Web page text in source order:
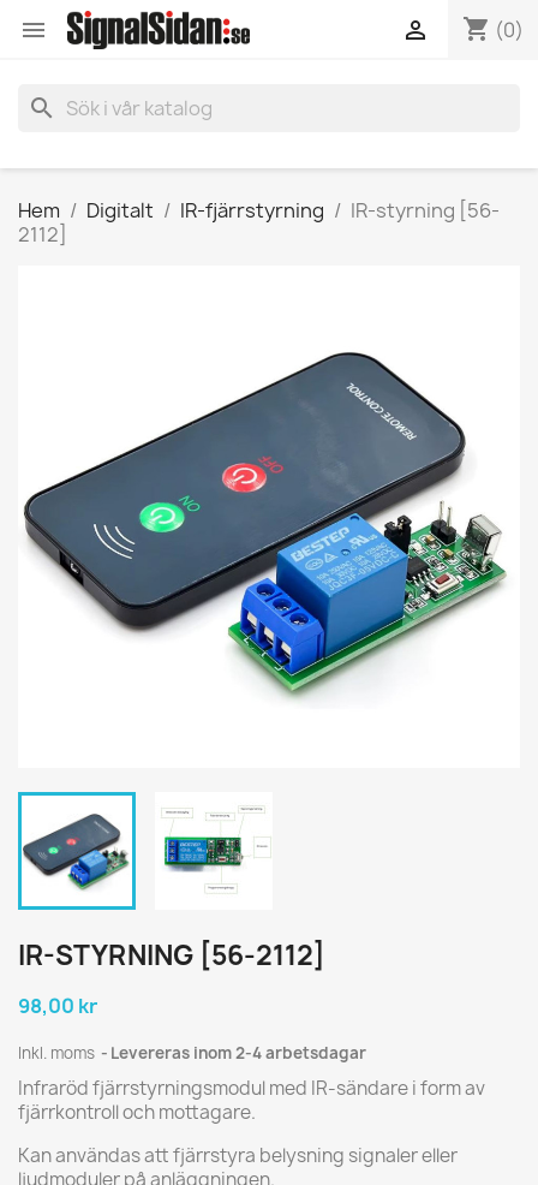
 shopping_cart (0)

search
Hem Digitalt IR-fjärrstyrning
IR-styrning [56-
2112]
IR-STYRNING [56-2112]
98,00 kr
Inkl. moms Levereras inom 2-4 arbetsdagar
Infraröd fjärrstyrningsmodul med IR-sändare i form av
fjärrkontroll och mottagare.
Kan användas att fjärrstyra belysning signaler eller
ljudmoduler på anläggningen.